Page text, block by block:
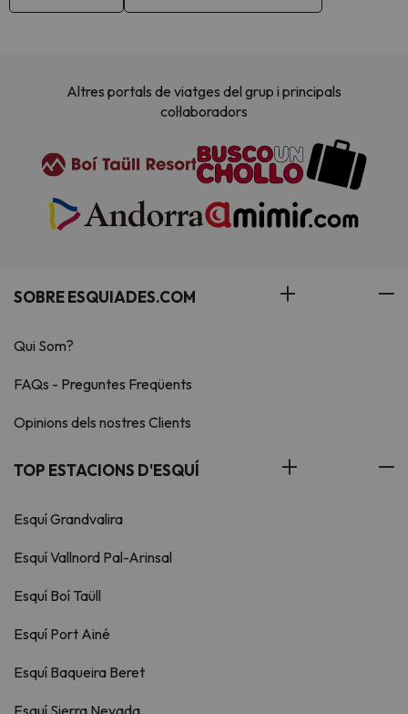
Altres portals de viatges del grup i principals
col·laboradors
SOBRE ESQUIADES.COM
Qui Som?
FAQs - Preguntes Freqüents
Opinions dels nostres Clients
TOP ESTACIONS D'ESQUÍ
Esquí Grandvalira
Esquí Vallnord Pal-Arinsal
Esquí Boí Taüll
Esquí Port Ainé
Esquí Baqueira Beret